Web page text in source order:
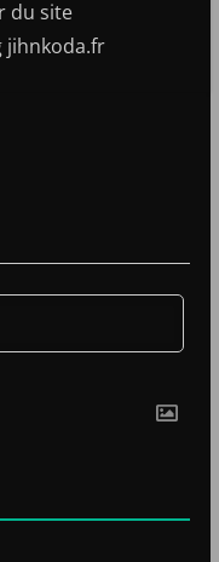
du site
jihnkoda.fr